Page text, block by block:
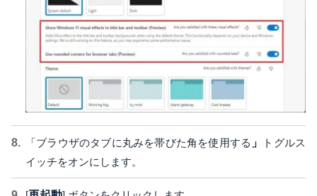
「ブラウザのタブに丸みを帯びた角を使用する 」
トグルス
イッチをオンにします。